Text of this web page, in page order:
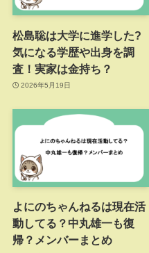
松島聡は大学に進学した?
気になる学歴や出身を調
査！実家は金持ち？
2026年5月19日
よにのちゃんねるは現在活
動してる？中丸雄一も復
帰？メンバーまとめ